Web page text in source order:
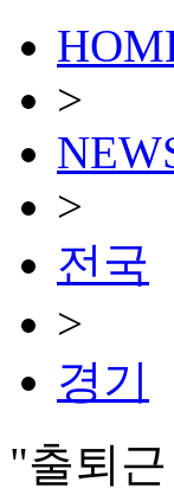
>
>
전국
>
경기
"출퇴